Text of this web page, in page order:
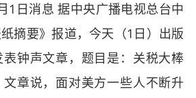
消息 据中央广播电视总台中
摘要》报道，今天（1日）出版
钟声文章，题目是：关税大棒
章说，面对美方一些人不断升